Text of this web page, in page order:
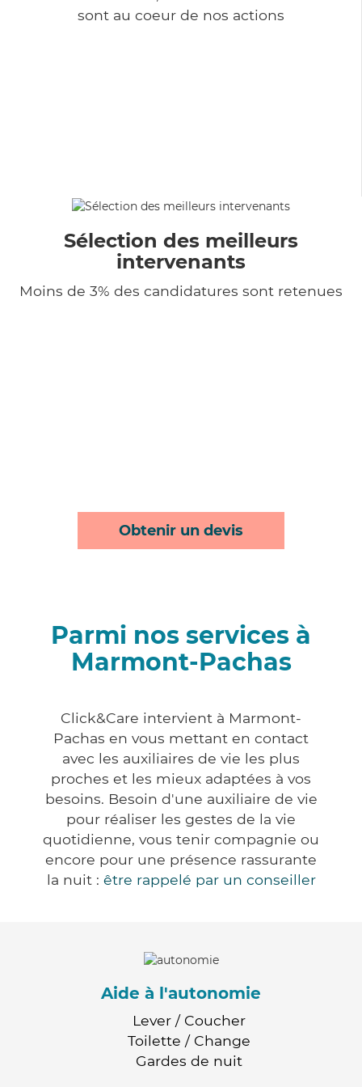
sont au coeur de nos actions
Sélection des meilleurs
intervenants
Moins de 3% des candidatures sont retenues
Obtenir un devis
Parmi nos services à
Marmont-Pachas
Click&Care intervient à Marmont-
Pachas en vous mettant en contact
avec les auxiliaires de vie les plus
proches et les mieux adaptées à vos
besoins. Besoin d'une auxiliaire de vie
pour réaliser les gestes de la vie
quotidienne, vous tenir compagnie ou
encore pour une présence rassurante
la nuit : être rappelé par un conseiller
Aide à l'autonomie
Lever / Coucher
Toilette / Change
Gardes de nuit